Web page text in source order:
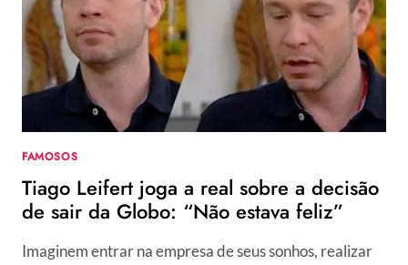
CHANCE
DE
PODER
PARTICIPAR
REALITY
FAMOSOS
Tiago Leifert joga a real sobre a decisão
de sair da Globo: “Não estava feliz”
Imaginem entrar na empresa de seus sonhos, realizar